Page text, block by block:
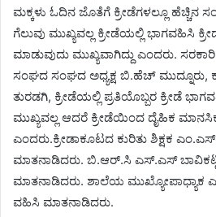
ಮಕ್ಕಳು ಓದಿನ ಜೊತೆಗೆ ಕ್ರೀಡೆಗಳಲ್ಲೂ ಹೆಚ್ಚಿನ
ಗೆಲುವು ಮುಖ್ಯವಲ್ಲ ಕ್ರೀಡೆಯಲ್ಲಿ ಭಾಗವಹಿಸಿ
ಮಾಡುವುದು ಮುಖ್ಯವಾಗಿದ್ದು ಎಂದರು.
ಸಂಘದ ಸಂಘದ ಅಧ್ಯಕ್ಷ ಬಿ.ಹೆಚ್
ತುರಡಗಿ, ಕ್ರೀಡೆಯಲ್ಲಿ ಪ್ರತಿಯೊಬ್ಬರ ಕ್ರೀಡೆ
ಮುಖ್ಯವಲ್ಲ ಆದರೆ ಕ್ರೀಡೆಯಿಂದ ದೈಹಿಕ
ಎಂದರು.ಕ್ರೀಡಾಕೂಟದ ಕುರಿತು ಶಿಕ್ಷಕ
ಮಾತನಾಡಿದರು. ಬಿ.ಆರ್.ಸಿ ಎಸ್.ಎಸ್ ಬಾವಿಕಟ್ಟಿ
ಮಾತನಾಡಿದರು. ಶಾಲೆಯ ಮುಖ್ಯೋಪಾಧ್ಯಾಕ
ವಹಿಸಿ ಮಾತನಾಡಿದರು.